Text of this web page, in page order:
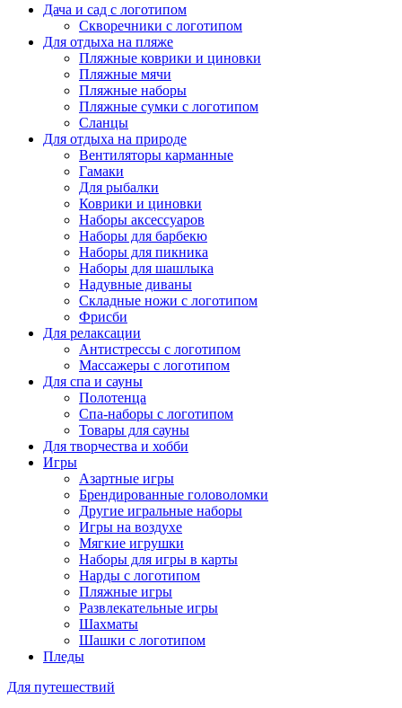
Дача и сад с логотипом
Скворечники с логотипом
Для отдыха на пляже
Пляжные коврики и циновки
Пляжные мячи
Пляжные наборы
Пляжные сумки с логотипом
Сланцы
Для отдыха на природе
Вентиляторы карманные
Гамаки
Для рыбалки
Коврики и циновки
Наборы аксессуаров
Наборы для барбекю
Наборы для пикника
Наборы для шашлыка
Надувные диваны
Складные ножи с логотипом
Фрисби
Для релаксации
Антистрессы с логотипом
Массажеры с логотипом
Для спа и сауны
Полотенца
Спа-наборы с логотипом
Товары для сауны
Для творчества и хобби
Игры
Азартные игры
Брендированные головоломки
Другие игральные наборы
Игры на воздухе
Мягкие игрушки
Наборы для игры в карты
Нарды с логотипом
Пляжные игры
Развлекательные игры
Шахматы
Шашки с логотипом
Пледы
Для путешествий